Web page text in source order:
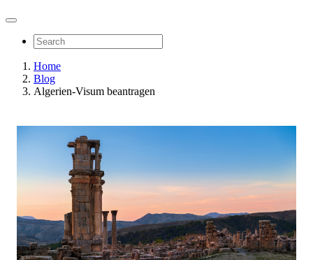
Home
Blog
Algerien-Visum beantragen